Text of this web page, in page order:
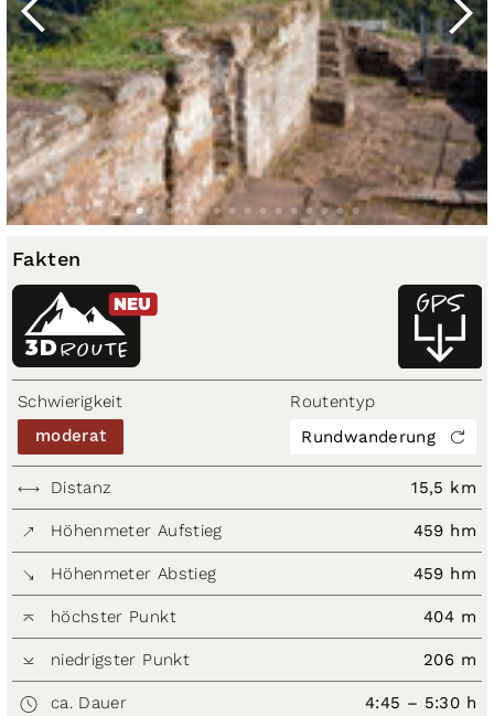
Fakten
ROUTE
3D
NEU
Schwierigkeit
moderat
Routentyp
Rundwanderung
Distanz 15,5 km
Höhenmeter Aufstieg 459 hm
Höhenmeter Abstieg 459 hm
höchster Punkt 404 m
niedrigster Punkt 206 m
ca. Dauer 4:45 – 5:30 h